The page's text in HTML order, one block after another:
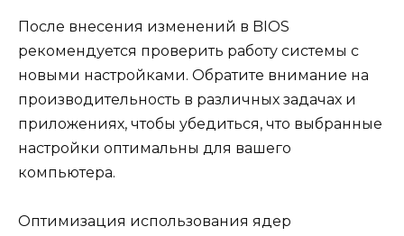
После внесения изменений в BIOS
рекомендуется проверить работу системы с
новыми настройками. Обратите внимание на
производительность в различных задачах и
приложениях, чтобы убедиться, что выбранные
настройки оптимальны для вашего
компьютера.
Оптимизация использования ядер